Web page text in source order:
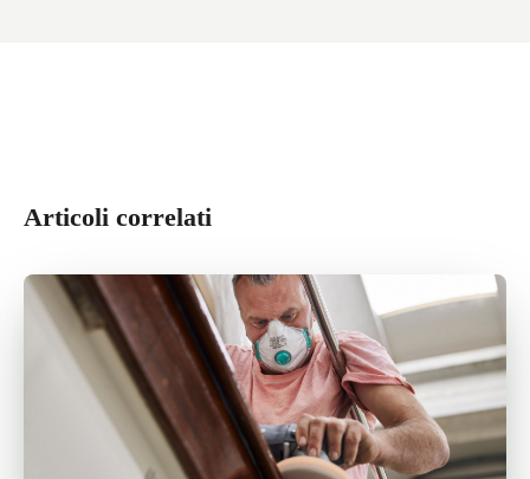
Articoli correlati